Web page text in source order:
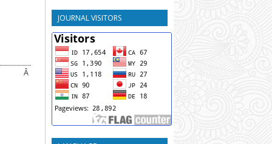
JOURNAL VISITORS
Â